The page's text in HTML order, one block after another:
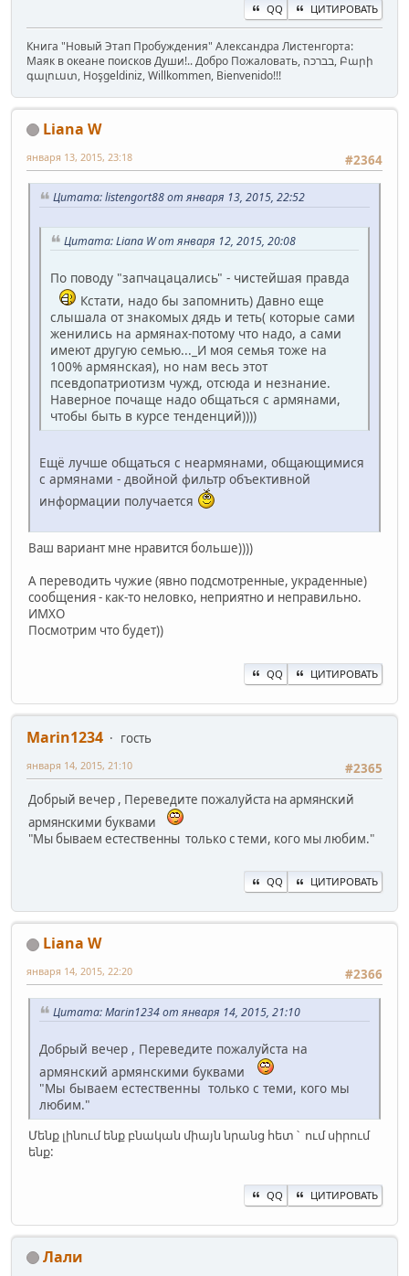
QQ ЦИТИРОВАТЬ
Книга "Новый Этап Пробуждения" Александра Листенгорта:
Маяк в океане поисков Души!.. Добро Пожаловать, בברכה, Բարի
գալուստ, Hoşgeldiniz, Willkommen, Bienvenido!!!
Liana W
#2364
января 13, 2015, 23:18
Цитата: listengort88 от января 13, 2015, 22:52
Цитата: Liana W от января 12, 2015, 20:08
По поводу "запчацацались" - чистейшая правда
Кстати, надо бы запомнить) Давно еще
слышала от знакомых дядь и теть( которые сами
женились на армянах-потому что надо, а сами
имеют другую семью..._И моя семья тоже на
100% армянская), но нам весь этот
псевдопатриотизм чужд, отсюда и незнание.
Наверное почаще надо общаться с армянами,
чтобы быть в курсе тенденций))))
Ещё лучше общаться с неармянами, общающимися
с армянами - двойной фильтр объективной
информации получается
Ваш вариант мне нравится больше))))
А переводить чужие (явно подсмотренные, украденные)
сообщения - как-то неловко, неприятно и неправильно.
ИМХО
Посмотрим что будет))
QQ ЦИТИРОВАТЬ
Marin1234
гость
#2365
января 14, 2015, 21:10
Добрый вечер , Переведите пожалуйста на армянский
армянскими буквами
"Мы бываем естественны только с теми, кого мы любим."
QQ ЦИТИРОВАТЬ
Liana W
#2366
января 14, 2015, 22:20
Цитата: Marin1234 от января 14, 2015, 21:10
Добрый вечер , Переведите пожалуйста на
армянский армянскими буквами
"Мы бываем естественны только с теми, кого мы
любим."
Մենք լինում ենք բնական միայն նրանց հետ ՝ ում սիրում
ենք:
QQ ЦИТИРОВАТЬ
Лали